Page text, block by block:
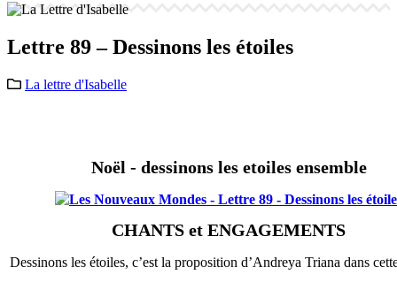
Lettre 89 – Dessinons les étoiles
La lettre d'Isabelle
Noël - dessinons les etoiles ensemble
CHANTS et ENGAGEMENTS
Dessinons les étoiles, c’est la proposition d’Andreya Triana dans